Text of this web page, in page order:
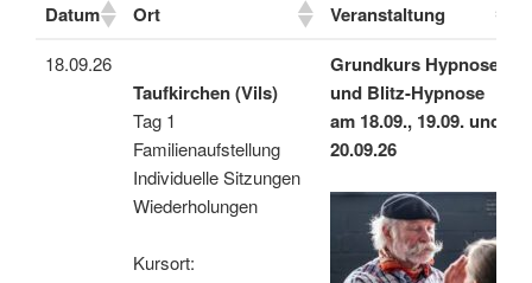
Datum Ort
Veranstaltung
Datum
Veranstaltung
18.09.26
Taufkirchen (Vils)
Tag 1
Familienaufstellung
Individuelle Sitzungen
Wiederholungen
Kursort:
Grundkurs Hypnose
und Blitz-Hypnose
am 18.09., 19.09. und
20.09.26